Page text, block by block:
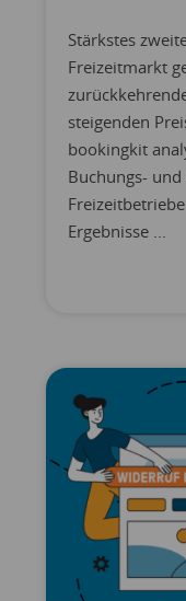
Stärkstes
Freizeitmarkt
steigenden
bookingkit
Buchungs-
Ergebnisse ...